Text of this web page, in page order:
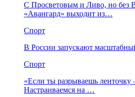
С Просветовым и Ливо, но без
«Авангард» выходит из…
Спорт
В России запускают
Спорт
«Если ты разрываешь
Настраиваемся на …